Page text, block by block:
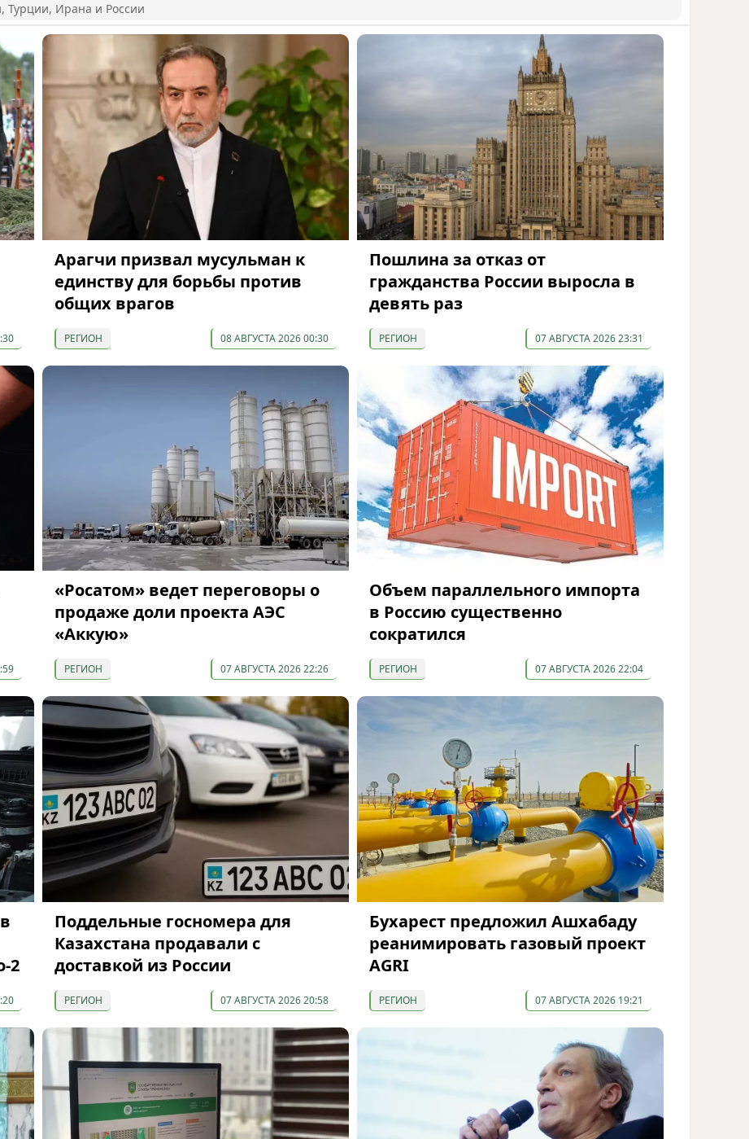
Турции, Ирана и России
Арагчи призвал мусульман к
единству для борьбы против
общих врагов
РЕГИОН 08 АВГУСТА 2026 00:30
Пошлина за отказ от
гражданства России выросла в
девять раз
РЕГИОН 07 АВГУСТА 2026 23:31
«Росатом» ведет переговоры о
продаже доли проекта АЭС
«Аккую»
РЕГИОН 07 АВГУСТА 2026 22:26
Объем параллельного импорта
в Россию существенно
сократился
РЕГИОН 07 АВГУСТА 2026 22:04
2
Поддельные госномера для
Казахстана продавали с
доставкой из России
РЕГИОН 07 АВГУСТА 2026 20:58
Бухарест предложил Ашхабаду
реанимировать газовый проект
AGRI
РЕГИОН 07 АВГУСТА 2026 19:21